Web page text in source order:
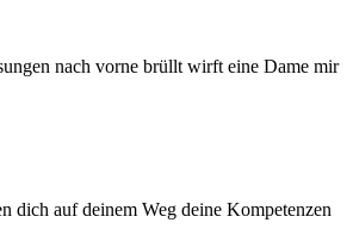
nach vorne brüllt wirft eine Dame mir
dich auf deinem Weg deine Kompetenzen